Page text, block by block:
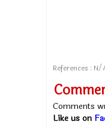
References : N/
Comments
Like us on